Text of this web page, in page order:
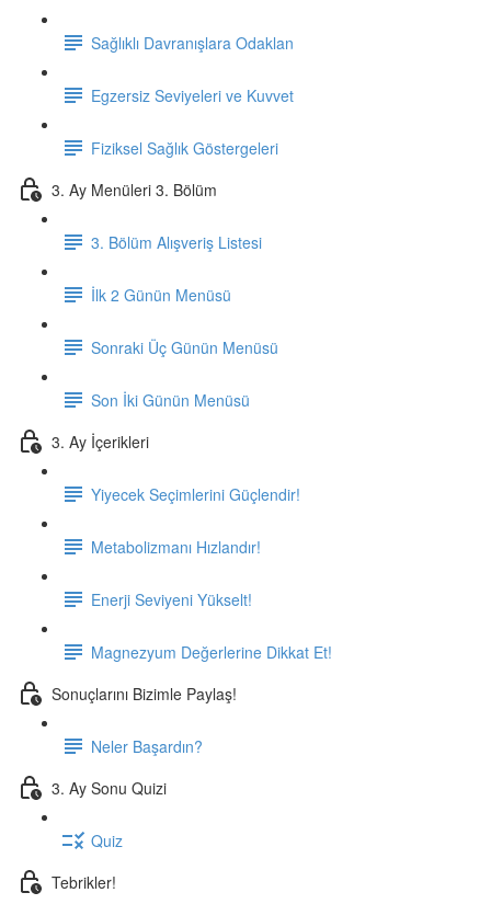
Sağlıklı Davranışlara Odaklan
Egzersiz Seviyeleri ve Kuvvet
Fiziksel Sağlık Göstergeleri
3. Ay Menüleri 3. Bölüm
3. Bölüm Alışveriş Listesi
İlk 2 Günün Menüsü
Sonraki Üç Günün Menüsü
Son İki Günün Menüsü
3. Ay İçerikleri
Yiyecek Seçimlerini Güçlendir!
Metabolizmanı Hızlandır!
Enerji Seviyeni Yükselt!
Magnezyum Değerlerine Dikkat Et!
Sonuçlarını Bizimle Paylaş!
Neler Başardın?
3. Ay Sonu Quizi
Quiz
Tebrikler!